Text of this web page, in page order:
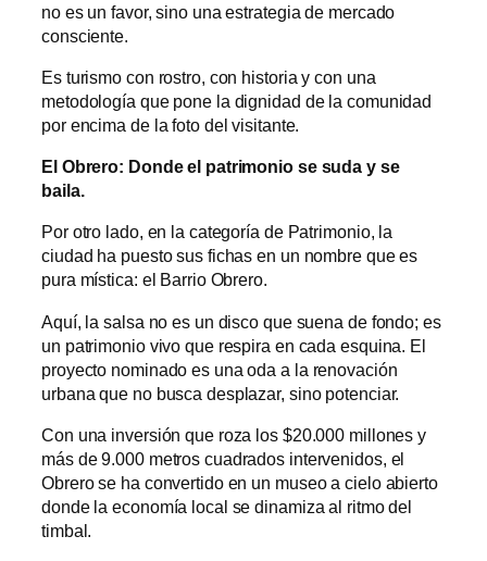
no es un favor, sino una estrategia de mercado
consciente.
Es turismo con rostro, con historia y con una
metodología que pone la dignidad de la comunidad
por encima de la foto del visitante.
El Obrero: Donde el patrimonio se suda y se
baila.
Por otro lado, en la categoría de Patrimonio, la
ciudad ha puesto sus fichas en un nombre que es
pura mística: el Barrio Obrero.
Aquí, la salsa no es un disco que suena de fondo; es
un patrimonio vivo que respira en cada esquina. El
proyecto nominado es una oda a la renovación
urbana que no busca desplazar, sino potenciar.
Con una inversión que roza los $20.000 millones y
más de 9.000 metros cuadrados intervenidos, el
Obrero se ha convertido en un museo a cielo abierto
donde la economía local se dinamiza al ritmo del
timbal.